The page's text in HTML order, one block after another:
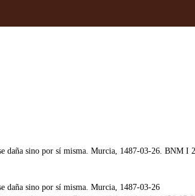
daña sino por sí misma. Murcia, 1487-03-26. BNM I
daña sino por sí misma. Murcia, 1487-03-26